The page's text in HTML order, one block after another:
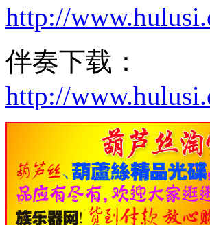
http://
伴奏下载：
http://